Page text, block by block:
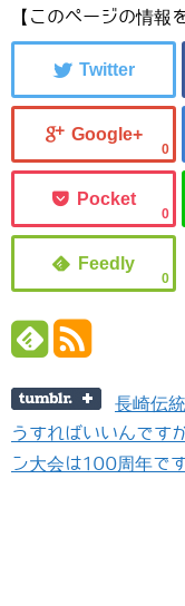
【このページの情報
0
0
0
長崎伝
うすればいいんです
ン大会は100周年です